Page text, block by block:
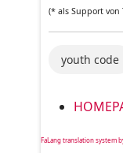
(* als Support
youth code
FaLang translation system